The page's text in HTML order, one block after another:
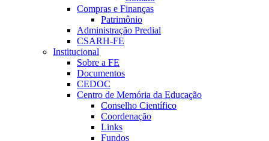
Compras e Finanças
Patrimônio
Administração Predial
CSARH-FE
Institucional
Sobre a FE
Documentos
CEDOC
Centro de Memória da Educação
Conselho Científico
Coordenação
Links
Fundos